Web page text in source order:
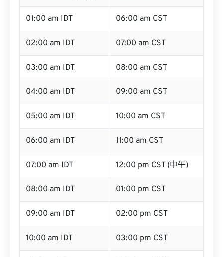
01:00 am IDT 06:00 am CST
02:00 am IDT 07:00 am CST
03:00 am IDT 08:00 am CST
04:00 am IDT 09:00 am CST
05:00 am IDT 10:00 am CST
06:00 am IDT 11:00 am CST
07:00 am IDT 12:00 pm CST (中午)
08:00 am IDT 01:00 pm CST
09:00 am IDT 02:00 pm CST
10:00 am IDT 03:00 pm CST